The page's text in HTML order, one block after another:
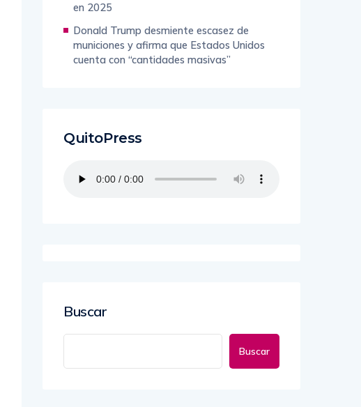
en 2025
Donald Trump desmiente escasez de
municiones y afirma que Estados Unidos
cuenta con “cantidades masivas”
QuitoPress
Buscar
Buscar